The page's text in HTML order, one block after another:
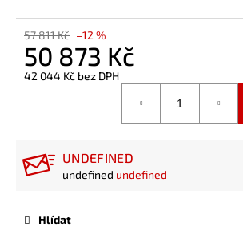
57 811 Kč –12 %
50 873 Kč
42 044 Kč bez DPH
UNDEFINED
undefined undefined
Hlídat